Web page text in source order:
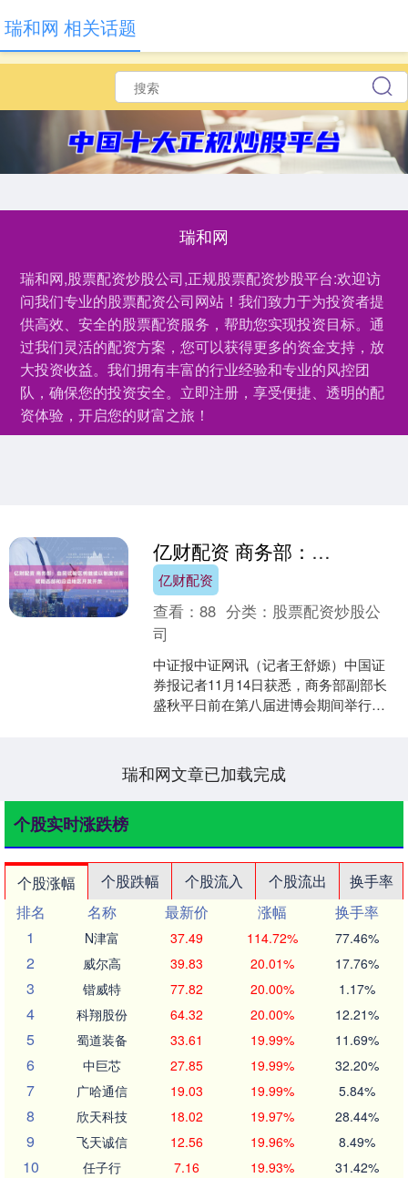
瑞和网
瑞和网,股票配资炒股公司,正规股票配资炒股平台:欢迎访
问我们专业的股票配资公司网站！我们致力于为投资者提
供高效、安全的股票配资服务，帮助您实现投资目标。通
过我们灵活的配资方案，您可以获得更多的资金支持，放
大投资收益。我们拥有丰富的行业经验和专业的风控团
队，确保您的投资安全。立即注册，享受便捷、透明的配
资体验，开启您的财富之旅！
瑞和网 相关话题
亿财配资 商务部：自贸试验区将继续以制度创新赋能西部和沿边地区开发开放
亿财配资
查看：88 分类： 股票配资炒股公
司
中证报中证网讯（记者王舒嫄）中国证
券报记者11月14日获悉，商务部副部长
盛秋平日前在第八届进博会期间举行
瑞和网文章已加载完成
个股实时涨跌榜
个股涨幅 个股跌幅 个股流入 个股流出
换手率
排名
名称 最新价 涨幅
换手率
1
N津富 37.49 114.72% 77.46%
2 威尔高 39.83 20.01% 17.76%
3 锴威特 77.82 20.00% 1.17%
4 科翔股份 64.32 20.00% 12.21%
5 蜀道装备 33.61 19.99% 11.69%
6 中巨芯 27.85 19.99% 32.20%
7 广哈通信 19.03 19.99% 5.84%
8 欣天科技 18.02 19.97% 28.44%
9 飞天诚信 12.56 19.96% 8.49%
10 任子行 7.16 19.93% 31.42%